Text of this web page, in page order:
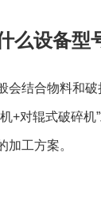
么设备型
结合物料和
+对辊式破碎
工方案。